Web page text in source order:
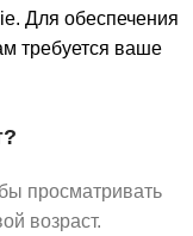
Для обеспечения
требуется ваше
просматривать
возраст.